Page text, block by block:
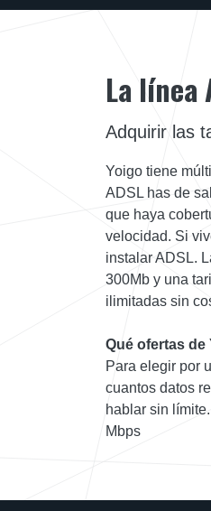
La línea
Adquirir las
Yoigo tiene
ADSL has de
que haya
velocidad. Si
instalar ADSL.
300Mb y una
ilimitadas sin
Qué ofertas de
Para elegir por
cuantos datos
hablar sin
Mbps